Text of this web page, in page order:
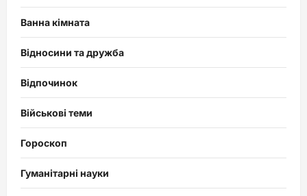
Ванна кімната
Відносини та дружба
Відпочинок
Військові теми
Гороскоп
Гуманітарні науки